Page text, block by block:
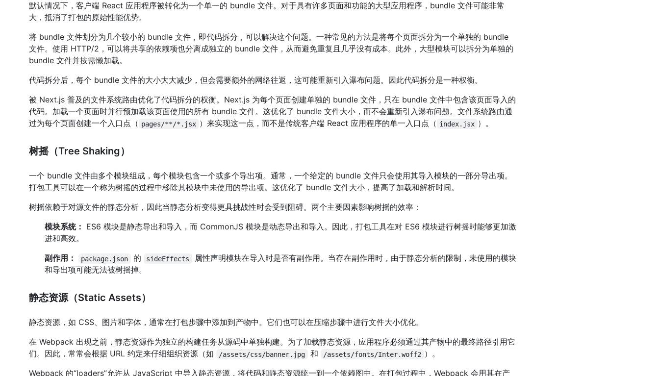
默认情况下，客户端 React 应用程序被转化为一个单一的 bundle 文件。对于具有许多页面和功能的大型应用程序，bundle 文件可能非常
大，抵消了打包的原始性能优势。
将 bundle 文件划分为几个较小的 bundle 文件，即代码拆分，可以解决这个问题。一种常见的方法是将每个页面拆分为一个单独的 bundle
文件。使用 HTTP/2，可以将共享的依赖项也分离成独立的 bundle 文件，从而避免重复且几乎没有成本。此外，大型模块可以拆分为单独的
bundle 文件并按需懒加载。
代码拆分后，每个 bundle 文件的大小大大减少，但会需要额外的网络往返，这可能重新引入瀑布问题。因此代码拆分是一种权衡。
被 Next.js 普及的文件系统路由优化了代码拆分的权衡。Next.js 为每个页面创建单独的 bundle 文件，只在 bundle 文件中包含该页面导入的
代码。加载一个页面时并行预加载该页面使用的所有 bundle 文件。这优化了 bundle 文件大小，而不会重新引入瀑布问题。文件系统路由通
过为每个页面创建一个入口点（ pages/**/*.jsx ）来实现这一点，而不是传统客户端 React 应用程序的单一入口点（ index.jsx ）。
树摇（Tree Shaking）
一个 bundle 文件由多个模块组成，每个模块包含一个或多个导出项。通常，一个给定的 bundle 文件只会使用其导入模块的一部分导出项。
打包工具可以在一个称为树摇的过程中移除其模块中未使用的导出项。这优化了 bundle 文件大小，提高了加载和解析时间。
树摇依赖于对源文件的静态分析，因此当静态分析变得更具挑战性时会受到阻碍。两个主要因素影响树摇的效率：
模块系统： ES6 模块是静态导出和导入，而 CommonJS 模块是动态导出和导入。因此，打包工具在对 ES6 模块进行树摇时能够更加激
进和高效。
副作用：
package.json 的 sideEffects
属性声明模块在导入时是否有副作用。当存在副作用时，由于静态分析的限制，未使用的模块
和导出项可能无法被树摇掉。
静态资源（Static Assets）
静态资源，如 CSS、图片和字体，通常在打包步骤中添加到产物中。它们也可以在压缩步骤中进行文件大小优化。
在 Webpack 出现之前，静态资源作为独立的构建任务从源码中单独构建。为了加载静态资源，应用程序必须通过其产物中的最终路径引用它
们。因此，常常会根据 URL 约定来仔细组织资源（如
/assets/css/banner.jpg 和 /assets/fonts/Inter.woff2 ）。
Webpack 的“loaders”允许从 JavaScript 中导入静态资源，将代码和静态资源统一到一个依赖图中。在打包过程中，Webpack 会用其在产